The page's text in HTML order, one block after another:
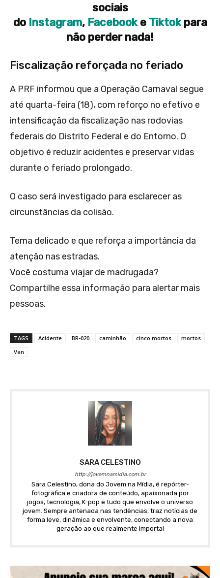
sociais
do Instagram, Facebooke Tiktokpara
não perder nada!
Fiscalização reforçada no feriado
A PRF informou que a Operação Carnaval segue
até quarta-feira (18), com reforço no efetivo e
intensificação da fiscalização nas rodovias
federais do Distrito Federal e do Entorno. O
objetivo é reduzir acidentes e preservar vidas
durante o feriado prolongado.
O caso será investigado para esclarecer as
circunstâncias da colisão.
Tema delicado e que reforça a importância da
atenção nas estradas.
Você costuma viajar de madrugada?
Compartilhe essa informação para alertar mais
pessoas.
TAGS Acidente BR-020 caminhão cinco mortos
mortos
Van
SARA CELESTINO
http://jovemnamidia.com.br
Sara Celestino, dona do Jovem na Mídia, é repórter-
fotográfica e criadora de conteúdo, apaixonada por
jogos, tecnologia, K-pop e tudo que envolve o universo
jovem. Sempre antenada nas tendências, traz notícias de
forma leve, dinâmica e envolvente, conectando a nova
geração ao que realmente importa!